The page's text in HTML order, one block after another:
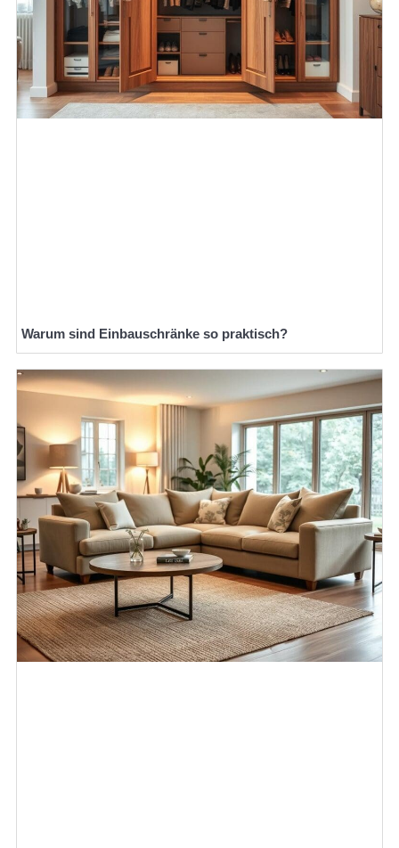
Warum sind Einbauschränke so praktisch?